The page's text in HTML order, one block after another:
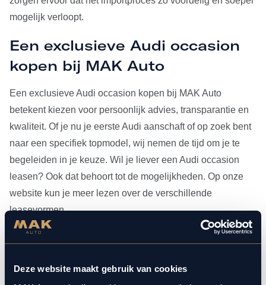
Deze website maakt gebruik van cookies
mogelijk verloopt.
Een exclusieve Audi occasion
kopen bij MAK Auto
Een exclusieve Audi occasion kopen bij MAK Auto
betekent kiezen voor persoonlijk advies, transparantie en
kwaliteit. Of je nu je eerste Audi aanschaft of op zoek bent
naar een specifiek topmodel, wij nemen de tijd om je te
begeleiden in je keuze. Wil je liever een Audi occasion
leasen? Ook dat behoort tot de mogelijkheden. Op onze
website kun je meer lezen over de verschillende
leasevormen.
Heb je je Audi occasion eenmaal gevonden, dan kun je
aangesloten bij Bosch Car Service, beschikken onze